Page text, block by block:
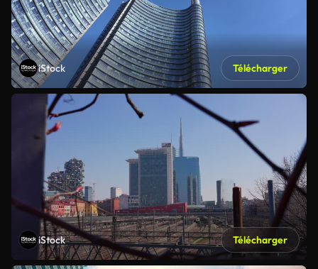
iStock Télécharger
iStock Télécharger